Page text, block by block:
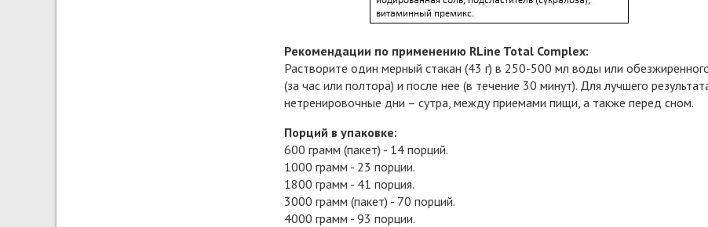
Рекомендации по применению RLine Total Complex:
Растворите один мерный стакан (43 г) в 250-500 мл воды или
(за час или полтора) и после нее (в течение 30 минут). Для лучшего
нетренировочные дни – сутра, между приемами пищи, а также перед сном.
Порций в упаковке:
600 грамм (пакет) - 14 порций.
1000 грамм - 23 порции.
1800 грамм - 41 порция.
3000 грамм (пакет) - 70 порций.
4000 грамм - 93 порции.